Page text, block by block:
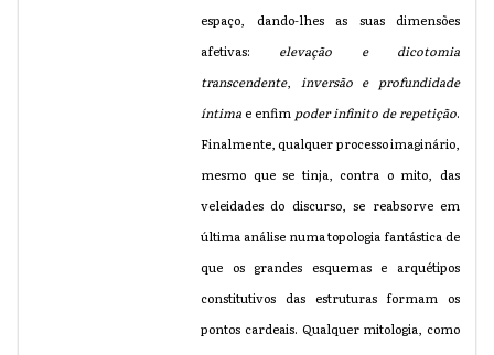
espaço, dando-lhes as suas dimensões
afetivas: elevação e dicotomia
transcendente, inversão e profundidade
íntimae enfim poder infinito de repetição.
Finalmente, qualquer processo imaginário,
mesmo que se tinja, contra o mito, das
veleidades do discurso, se reabsorve em
última análise numa topologia fantástica de
que os grandes esquemas e arquétipos
constitutivos das estruturas formam os
pontos cardeais. Qualquer mitologia, como